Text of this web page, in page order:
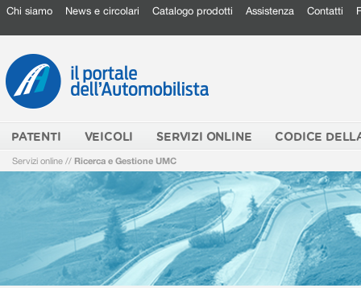
Chi siamo News e circolari Catalogo prodotti Assistenza Contatti
PATENTI VEICOLI SERVIZI ONLINE CODICE
Servizi online // Ricerca e Gestione UMC